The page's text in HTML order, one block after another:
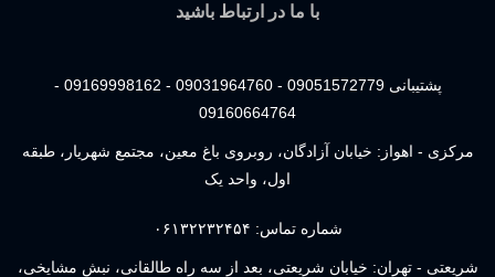
با ما در ارتباط باشید
پشتیبانی 09051572779 - 09031964760 - 09169998162 -
09160664764
مرکزی - اهواز: خیابان آزادگان، روبروی باغ معین، مجتمع شهریار، طبقه
اول، واحد یک
شماره تماس: ۰۶۱۳۲۲۳۲۴۵۴
شریعتی - تهران: خیابان شریعتی، بعد از سه راه طالقانی، نبش مشایخی،